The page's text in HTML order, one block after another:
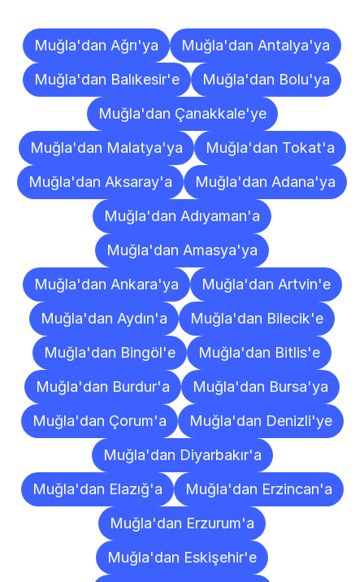
Muğla'dan Ağrı'ya
Muğla'dan Antalya'ya
Muğla'dan Balıkesir'e
Muğla'dan Bolu'ya
Muğla'dan Çanakkale'ye
Muğla'dan Malatya'ya
Muğla'dan Tokat'a
Muğla'dan Aksaray'a
Muğla'dan Adana'ya
Muğla'dan Adıyaman'a
Muğla'dan Amasya'ya
Muğla'dan Ankara'ya
Muğla'dan Artvin'e
Muğla'dan Aydın'a
Muğla'dan Bilecik'e
Muğla'dan Bingöl'e
Muğla'dan Bitlis'e
Muğla'dan Burdur'a
Muğla'dan Bursa'ya
Muğla'dan Çorum'a
Muğla'dan Denizli'ye
Muğla'dan Diyarbakır'a
Muğla'dan Elazığ'a
Muğla'dan Erzincan'a
Muğla'dan Erzurum'a
Muğla'dan Eskişehir'e